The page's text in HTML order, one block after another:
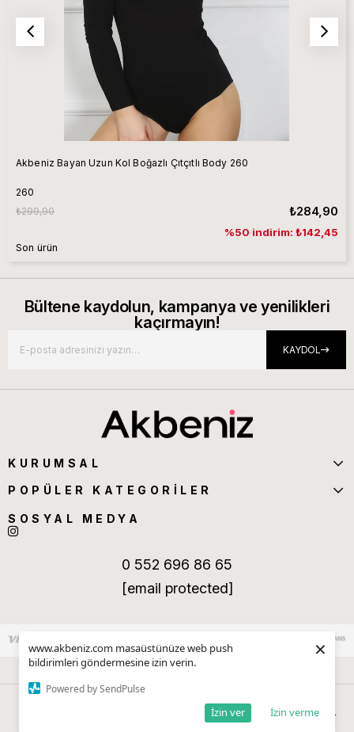
www.akbeniz.com masaüstünüze web push
bildirimleri göndermesine izin verin.
Powered by SendPulse
İzin verme
İzin ver
×
Akbeniz Bayan Uzun Kol Boğazlı Çıtçıtlı Body 260
260
₺284,90
₺299,90
%50 indirim: ₺142,45
Son ürün
Bültene kaydolun, kampanya ve yenilikleri
kaçırmayın!
KAYDOL
KURUMSAL
POPÜLER KATEGORİLER
SOSYAL MEDYA
0 552 696 86 65
[email protected]
Favorilerim Kategoriler